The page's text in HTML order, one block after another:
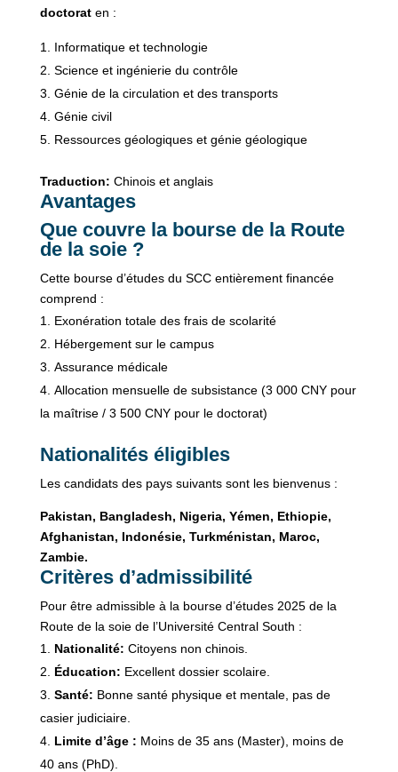
doctoraten :
Informatique et technologie
Science et ingénierie du contrôle
Génie de la circulation et des transports
Génie civil
Ressources géologiques et génie géologique
Traduction: Chinois et anglais
Avantages
Que couvre la bourse de la Route
de la soie ?
Cette bourse d’études du SCC entièrement financée
comprend :
Exonération totale des frais de scolarité
Hébergement sur le campus
Assurance médicale
Allocation mensuelle de subsistance (3 000 CNY pour
la maîtrise / 3 500 CNY pour le doctorat)
Nationalités éligibles
Les candidats des pays suivants sont les bienvenus :
Pakistan, Bangladesh, Nigeria, Yémen, Ethiopie,
Afghanistan, Indonésie, Turkménistan, Maroc,
Zambie.
Critères d’admissibilité
Pour être admissible à la bourse d’études 2025 de la
Route de la soie de l’Université Central South :
Nationalité: Citoyens non chinois.
Éducation: Excellent dossier scolaire.
Santé: Bonne santé physique et mentale, pas de
casier judiciaire.
Limite d’âge : Moins de 35 ans (Master), moins de
40 ans (PhD).